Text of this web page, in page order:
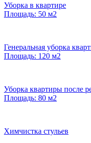
Уборка в квартире
Площадь: 50 м2
Генеральная уборка
Площадь: 120 м2
Уборка квартиры после
Площадь: 80 м2
Химчистка стульев